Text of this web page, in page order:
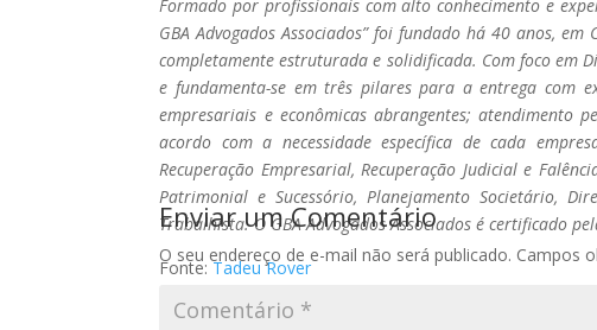
Formado por profissionais com alto conhecimento e
GBA Advogados Associados” foi fundado há 40 anos,
completamente estruturada e solidificada. Com foco em
e fundamenta-se em três pilares para a entrega com
empresariais e econômicas abrangentes; atendimento
acordo com a necessidade específica de cada
Recuperação Empresarial, Recuperação Judicial e
Patrimonial e Sucessório, Planejamento Societário,
Trabalhista. O GBA Advogados Associados é certificado
Fonte:Tadeu Rover
Enviar um Comentário
O seu endereço de e-mail não será publicado. Campos